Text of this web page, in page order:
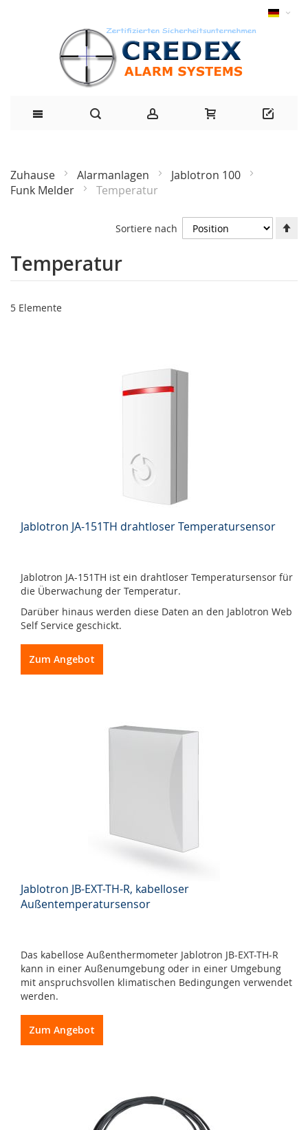
Zuhause Alarmanlagen
Jablotron 100
Funk Melder
Temperatur
Temperatur
5 Elemente
Sortiere nach
Jablotron JA-151TH drahtloser Temperatursensor
Jablotron JA-151TH ist ein drahtloser Temperatursensor für
die Überwachung der Temperatur.
Darüber hinaus werden diese Daten an den Jablotron Web
Self Service geschickt.
Zum Angebot
Jablotron JB-EXT-TH-R, kabelloser
Außentemperatursensor
Das kabellose Außenthermometer Jablotron JB-EXT-TH-R
kann in einer Außenumgebung oder in einer Umgebung
mit anspruchsvollen klimatischen Bedingungen verwendet
werden.
Zum Angebot